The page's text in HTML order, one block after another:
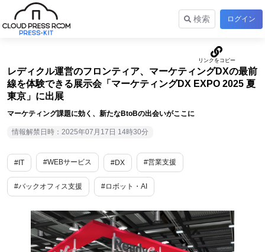
検索 ログイン
レディクル運営のフロンティア、マーケティングDXの最前
線を体験できる展示会「マーケティングDX EXPO 2025 夏
東京」に出展
マーケティング課題に効く、新たなBtoBの出会いがここに
情報解禁日時：2025年07月17日 14時30分
#IT #WEBサービス #DX #営業支援
#バックオフィス支援 #ロボット・AI